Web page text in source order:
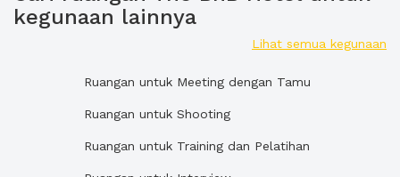
kegunaan lainnya
Lihat semua kegunaan
Ruangan untuk Meeting dengan Tamu
Ruangan untuk Shooting
Ruangan untuk Training dan Pelatihan